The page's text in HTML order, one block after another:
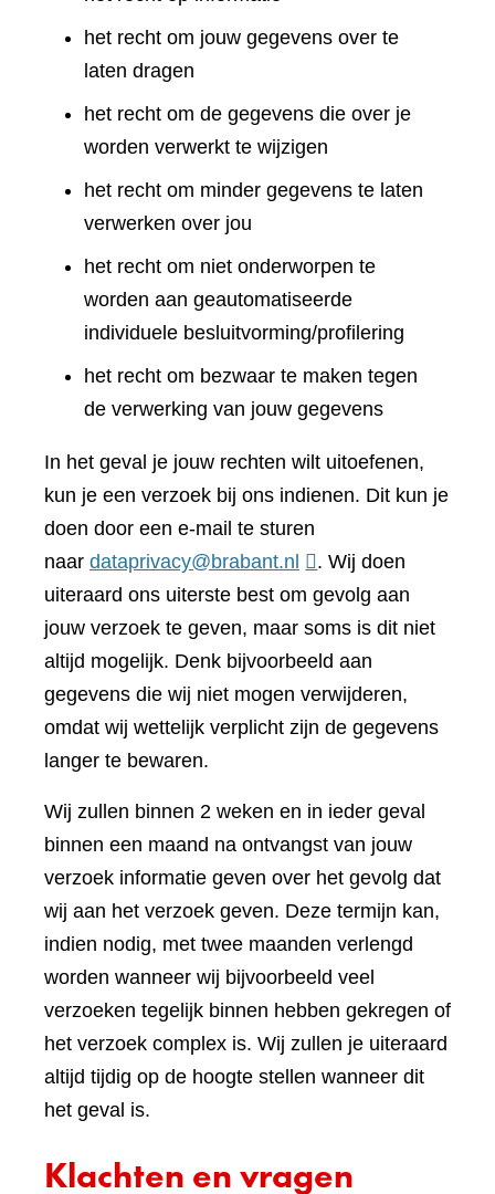
het recht om jouw gegevens over te
laten dragen
het recht om de gegevens die over je
worden verwerkt te wijzigen
het recht om minder gegevens te laten
verwerken over jou
het recht om niet onderworpen te
worden aan geautomatiseerde
individuele besluitvorming/profilering
het recht om bezwaar te maken tegen
de verwerking van jouw gegevens
In het geval je jouw rechten wilt uitoefenen,
kun je een verzoek bij ons indienen. Dit kun je
doen door een e-mail te sturen
naar dataprivacy@brabant.nl
. Wij doen
uiteraard ons uiterste best om gevolg aan
jouw verzoek te geven, maar soms is dit niet
altijd mogelijk. Denk bijvoorbeeld aan
gegevens die wij niet mogen verwijderen,
omdat wij wettelijk verplicht zijn de gegevens
langer te bewaren.
Wij zullen binnen 2 weken en in ieder geval
binnen een maand na ontvangst van jouw
verzoek informatie geven over het gevolg dat
wij aan het verzoek geven. Deze termijn kan,
indien nodig, met twee maanden verlengd
worden wanneer wij bijvoorbeeld veel
verzoeken tegelijk binnen hebben gekregen of
het verzoek complex is. Wij zullen je uiteraard
altijd tijdig op de hoogte stellen wanneer dit
het geval is.
Klachten en vragen